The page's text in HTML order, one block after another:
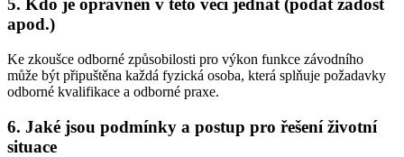
5. Kdo je oprávněn v této věci jednat (podat žádost
apod.)
Ke zkoušce odborné způsobilosti pro výkon funkce závodního
může být připuštěna každá fyzická osoba, která splňuje požadavky
odborné kvalifikace a odborné praxe.
6. Jaké jsou podmínky a postup pro řešení životní
situace